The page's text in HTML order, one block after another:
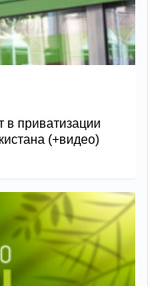
в приватизации
(+видео)